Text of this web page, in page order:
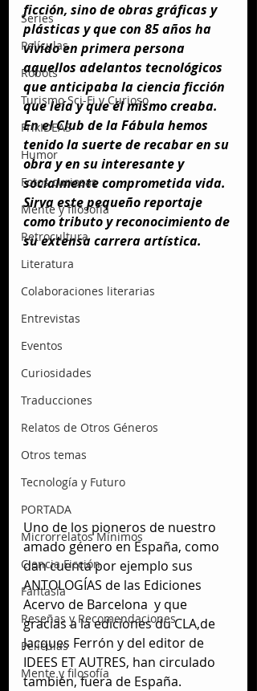
Series
Películas
Robots
Turismo Sci-Fi y Curioso
FrikIDEAS
Humor
Fotos curiosas
Mente y filosofía
Retrocultura
Literatura
Colaboraciones literarias
Entrevistas
Eventos
Curiosidades
Traducciones
Relatos de Otros Géneros
Otros temas
Tecnología y Futuro
PORTADA
Microrrelatos Mínimos
Ciencia Ficción
Fantasía
Reseñas y Recomendaciones
Películas
Mente y filosofía
ficción, sino de obras gráficas y
plásticas y que con 85 años ha
vivido en primera persona
aquellos adelantos tecnológicos
que anticipaba la ciencia ficción
que leía y que él mismo creaba.
En el Club de la Fábula hemos
tenido la suerte de recabar en su
obra y en su interesante y
socialmente comprometida vida.
Sirva este pequeño reportaje
como tributo y reconocimiento de
su extensa carrera artística.
Uno de los pioneros de nuestro
amado género en España, como
dan cuenta por ejemplo sus
ANTOLOGÍAS de las Ediciones
Acervo de Barcelona  y que
gracias a la ediciones du CLA,de
Jacques Ferrón y del editor de
IDEES ET AUTRES, han circulado
también, fuera de España.